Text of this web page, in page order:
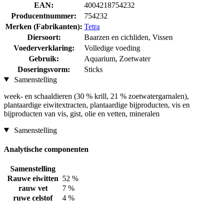
EAN:
4004218754232
Producentnummer:
754232
Merken (Fabrikanten): Tetra
Diersoort:
Baarzen en cichliden, Vissen
Voederverklaring:
Volledige voeding
Gebruik:
Aquarium, Zoetwater
Doseringsvorm:
Sticks
Samenstelling
week- en schaaldieren (30 % krill, 21 % zoetwatergarnalen),
plantaardige eiwitextracten, plantaardige bijproducten, vis en
bijproducten van vis, gist, olie en vetten, mineralen
Samenstelling
Analytische componenten
Samenstelling
Rauwe eiwitten 52 %
rauw vet
7 %
ruwe celstof
4 %